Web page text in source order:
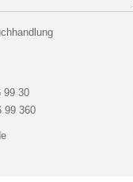
99 30
99 360